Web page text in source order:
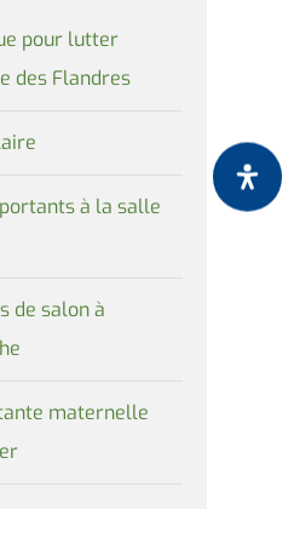
pour lutter
des Flandres
à la salle
de salon à
maternelle